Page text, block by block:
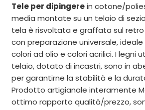
Tele per dipingerein cotone/
media montate su un telaio di
tela è risvoltata e graffata sul
con preparazione universale,
colori ad olio e colori acrilici. I legni
telaio, dotato di incastri, sono in
per garantirne la stabilità e la
Prodotto artigianale interamente
ottimo rapporto qualità/prezzo,